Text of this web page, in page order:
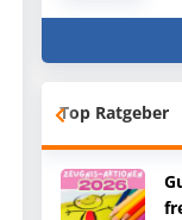
Top Ratgeber